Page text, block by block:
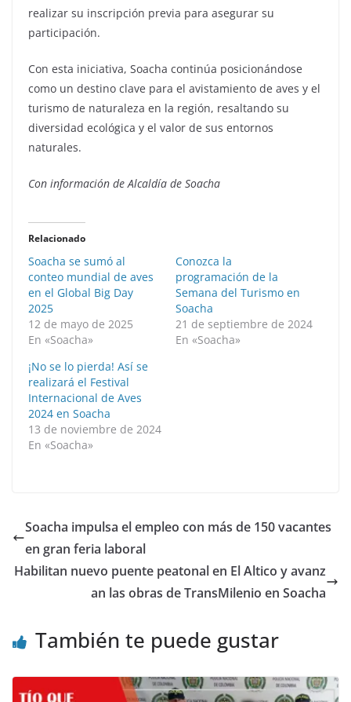
realizar su inscripción previa para asegurar su
participación.
Con esta iniciativa, Soacha continúa posicionándose
como un destino clave para el avistamiento de aves y el
turismo de naturaleza en la región, resaltando su
diversidad ecológica y el valor de sus entornos
naturales.
Con información de Alcaldía de Soacha
Relacionado
Soacha se sumó al
conteo mundial de aves
en el Global Big Day
2025
12 de mayo de 2025
En «Soacha»
Conozca la
programación de la
Semana del Turismo en
Soacha
21 de septiembre de 2024
En «Soacha»
¡No se lo pierda! Así se
realizará el Festival
Internacional de Aves
2024 en Soacha
13 de noviembre de 2024
En «Soacha»
Soacha impulsa el empleo con más de 150 vacantes
en gran feria laboral
Habilitan nuevo puente peatonal en El Altico y avanz
an las obras de TransMilenio en Soacha
También te puede gustar